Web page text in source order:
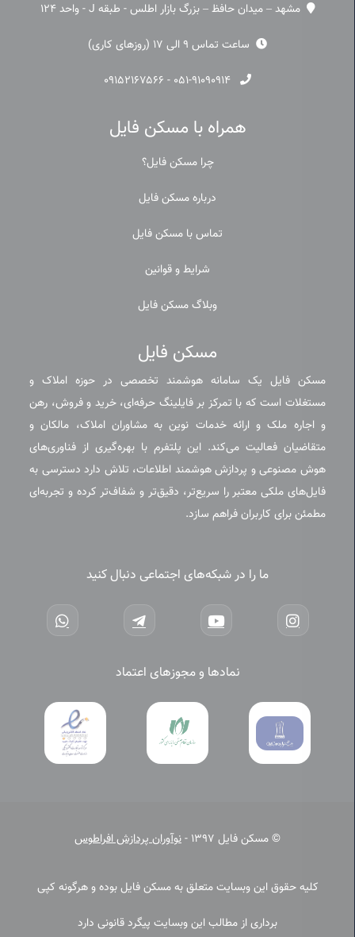
مشهد – میدان حافظ – بزرگ بازار اطلس - طبقه J - واحد 124
ساعت تماس 9 الی 17 (روزهای کاری)
۰۵۱-۹۱۰۹۰۹۱۴ - ۰۹۱۵۲۱۶۷۵۶۶
همراه با مسکن فایل
چرا مسکن فایل؟
درباره مسکن فایل
تماس با مسکن فایل
شرایط و قوانین
وبلاگ مسکن فایل
مسکن فایل
مسکن فایل یک سامانه هوشمند تخصصی در حوزه املاک و
مستغلات است که با تمرکز بر فایلینگ حرفه‌ای، خرید و فروش، رهن
و اجاره ملک و ارائه خدمات نوین به مشاوران املاک، مالکان و
متقاضیان فعالیت می‌کند. این پلتفرم با بهره‌گیری از فناوری‌های
هوش مصنوعی و پردازش هوشمند اطلاعات، تلاش دارد دسترسی به
فایل‌های ملکی معتبر را سریع‌تر، دقیق‌تر و شفاف‌تر کرده و تجربه‌ای
مطمئن برای کاربران فراهم سازد.
ما را در شبکه‌های اجتماعی دنبال کنید
نمادها و مجوزهای اعتماد
© مسکن فایل 1397 - نوآوران پردازش افراطوس
کلیه حقوق این وبسایت متعلق به مسکن فایل بوده و هرگونه کپی
برداری از مطالب این وبسایت پیگرد قانونی دارد